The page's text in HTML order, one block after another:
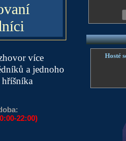
více
a jednoho
Hosté
22:00)